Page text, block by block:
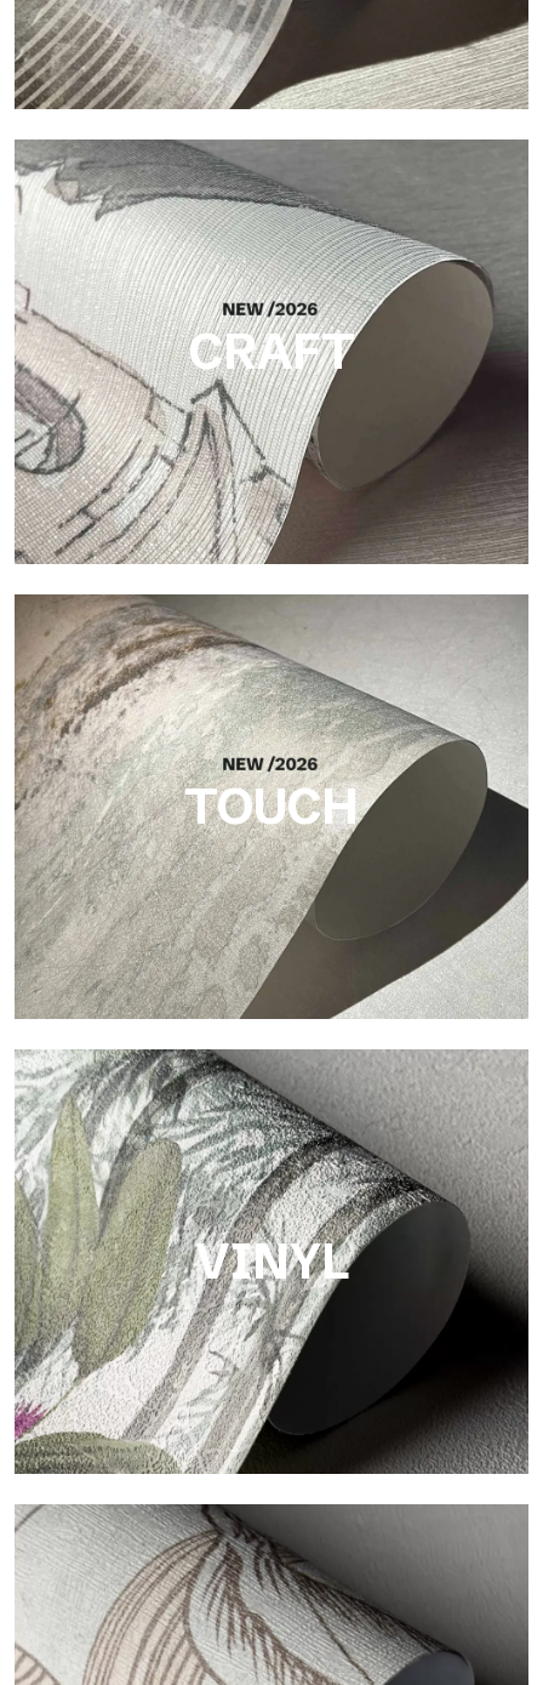
Silk
Helle und elegante Oberfläche mit feiner vertikaler Struktur,
die das Licht reflektiert und der Fläche Tiefe verleiht.
CRAFT
Craft
Oberfläche, inspiriert von natürlichen Fasern, mit einer
essentiellen Struktur, die der Fläche Balance, Tiefe und eine
elegante Materialität verleiht.
TOUCH
Touch
Oberfläche mit faseriger und unregelmäßiger Struktur und
einer weichen Textur, die Wärme und Authentizität vermittelt.
VINYL
Vinyl
Die Vinyloberflächen der Tapeten von Tecnografica bieten
widerstandsfähige, strukturierte und optisch anspruchsvolle
Flächen.